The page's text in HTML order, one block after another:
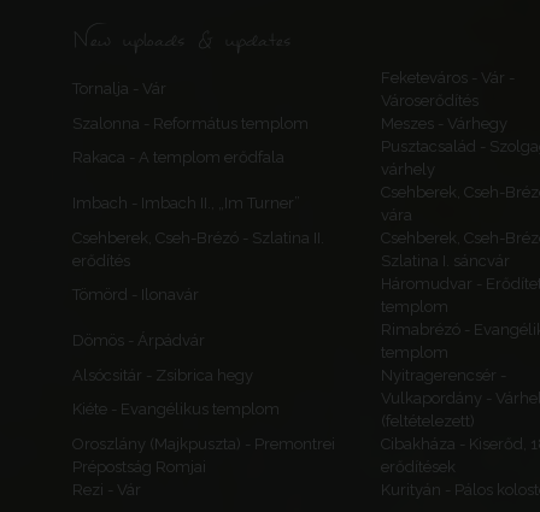
New uploads & updates
Tornalja - Vár
Feketeváros - Vár -
Városerődítés
Szalonna - Református templom
Meszes - Várhegy
Rakaca - A templom erődfala
Pusztacsalád -
várhely
Imbach - Imbach II., „Im Turner”
Csehberek, Cseh-
vára
Csehberek, Cseh-Brézó - Szlatina II.
erődítés
Csehberek, Cseh-
Szlatina I. sáncvár
Tömörd - Ilonavár
Háromudvar -
templom
Dömös - Árpádvár
Rimabrézó -
templom
Alsócsitár - Zsibrica hegy
Nyitragerencsér -
Kiéte - Evangélikus templom
Vulkapordány -
(feltételezett)
Oroszlány (Majkpuszta) - Premontrei
Prépostság Romjai
Cibakháza - Kiserőd,
erődítések
Rezi - Vár
Kurityán - Pálos